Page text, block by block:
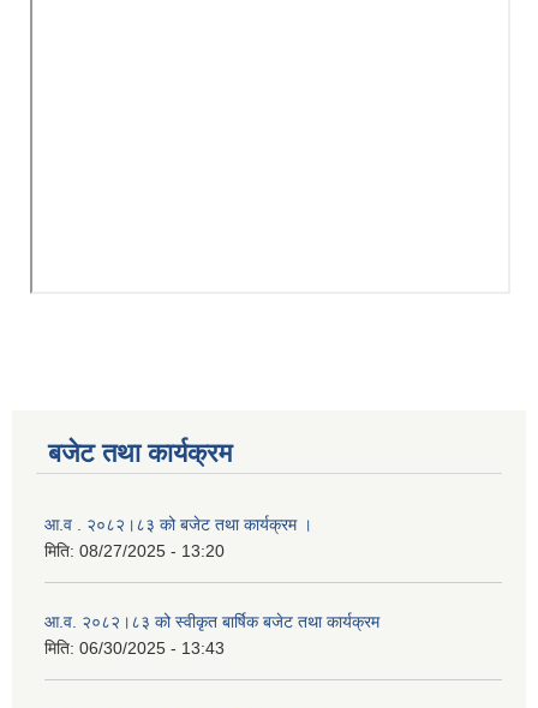
बजेट तथा कार्यक्रम
आ.व . २०८२।८३ को बजेट तथा कार्यक्रम ।
मिति: 08/27/2025 - 13:20
आ.व. २०८२।८३ को स्वीकृत बार्षिक बजेट तथा कार्यक्रम
मिति: 06/30/2025 - 13:43